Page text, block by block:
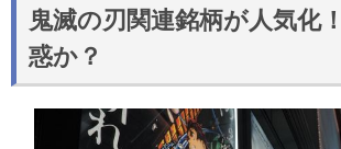
鬼滅の刃関連銘柄が人気化
惑か？